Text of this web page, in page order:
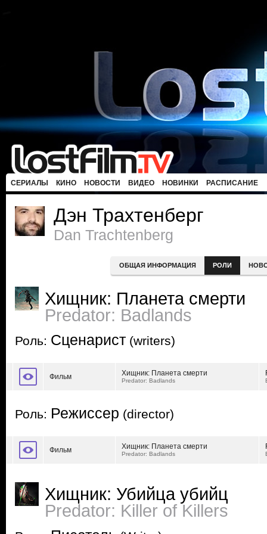
СЕРИАЛЫ КИНО НОВОСТИ ВИДЕО НОВИНКИ РАСПИСАНИЕ
Дэн Трахтенберг
Dan Trachtenberg
ОБЩАЯ ИНФОРМАЦИЯ РОЛИ
Хищник: Планета смерти
Predator: Badlands
Роль: Сценарист (writers)
Фильм Хищник: Планета смерти
Predator: Badlands
Роль: Режиссер (director)
Фильм Хищник: Планета смерти
Predator: Badlands
Хищник: Убийца убийц
Predator: Killer of Killers